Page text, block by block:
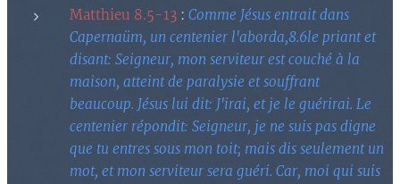
Matthieu 8.5-13 : Comme Jésus entrait dans
Capernaüm, un centenier l'aborda,8.6le priant et
disant: Seigneur, mon serviteur est couché à la
maison, atteint de paralysie et souffrant
beaucoup. Jésus lui dit: J'irai, et je le guérirai. Le
centenier répondit: Seigneur, je ne suis pas digne
que tu entres sous mon toit; mais dis seulement un
mot, et mon serviteur sera guéri. Car, moi qui suis